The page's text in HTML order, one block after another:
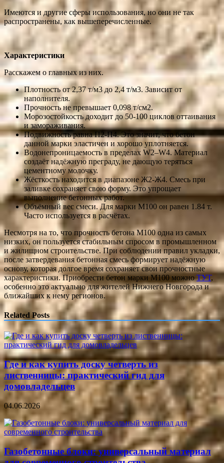
Имеются и другие сферы использования, но они не так
распространены, как вышеперечисленные.
Характеристики
Расскажем о главных из них.
Плотность от 2,37 т/м3 до 2,4 т/м3. Зависит от
наполнителя.
Прочность не превышает 0,098 т/см2.
Морозостойкость доходит до 50-100 циклов оттаивания
и замораживания.
Подвижность равна П2-П4. Это значит, что бетон
данной марки эластичен и хорошо уплотняется.
Водонепроницаемость в пределах W2–W4. Материал
создаёт надёжную преграду, не дающую теряться
цементному молочку.
Жёсткость находится в диапазоне Ж2-Ж4. Смесь при
заливке сохраняет свою форму. Это упрощает
выполнение бетонных работ.
Объёмный вес смеси. Для марки М100 он равен 1.84 т.
Часто используется в расчётах.
Несмотря на то, что прочность бетона М100 одна из самых
низких, он пользуется стабильным спросом в промышленном
и жилищном строительстве. При соблюдении правил укладки,
после затвердевания бетонная смесь формирует надёжную
основу, которая долгое время сохраняет свои прочностные
характеристики. Приобрести бетон марки М100 можноТУТ,
особенно это актуально для жителей Нижнего Новгорода и
ближайших к нему регионов.
Related Posts
Где и как купить доску четверть из
лиственницы: практический гид для
домовладельцев
04.06.2026
Газобетонные блоки: универсальный материал